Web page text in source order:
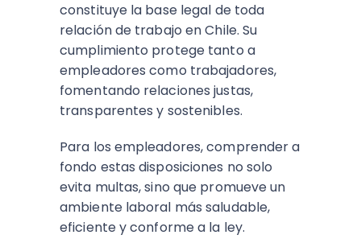
constituye la base legal de toda
relación de trabajo en Chile. Su
cumplimiento protege tanto a
empleadores como trabajadores,
fomentando relaciones justas,
transparentes y sostenibles.
Para los empleadores, comprender a
fondo estas disposiciones no solo
evita multas, sino que promueve un
ambiente laboral más saludable,
eficiente y conforme a la ley.